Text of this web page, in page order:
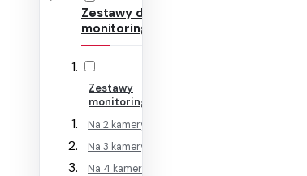
Zestawy do
monitoringu
Zestawy
monitoringu IP
Na 2 kamery
Na 3 kamery
Na 4 kamery